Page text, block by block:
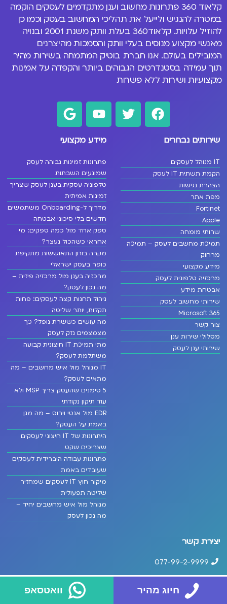
קלאוד 360 פתרונות מחשוב וענן מתקדמים לעסקים הוקמה
במטרה להנגיש ולייעל את תהליכי המחשוב בעסק וכמו כן
להוזיל עלויות. קלאוד360 בעלת וותק משנת 2001 ובנויה
מאנשי מקצוע מנוסים בעלי וותק והסמכות מהיצרנים
המובילים בעולם. אנו חברת בוטיק המתמחה בשירות מהיר
תוך עמידה בסטנדרטים הגבוהים ביותר והקפדה על אמינות
מקצועיות ושירות ללא פשרות
שירותים נבחרים
IT מנוהל לעסקים
הקמת תשתית IT לעסק
הצהרת נגישות
מפת אתר
Fortinet
Apple
שרותי מומחה
תמיכת מחשבים לעסק – תמיכה
מרחוק
מידע מקצועי
מרכזיה טלפונית לעסק
אבטחת מידע
שירותי מחשוב לעסק
Microsoft 365
צור קשר
מסלולי שירות ענן
שירותי ענן לעסק
מידע מקצועי
פתרונות זמינות גבוהה לעסק
שמונעים השבתות
טלפוניה עסקית בענן לעסק שצריך
זמינות אמיתית
מדריך ל-Onboarding משתמשים
חדשים בלי סיכוני אבטחה
ספק אחד מול כמה ספקים: מי
אחראי כשהכול נעצר?
מקרה בוחן התאוששות מתקיפת
כופר בעסק ישראלי
מרכזיה בענן מול מרכזיה פיזית –
מה נכון לעסק?
ניהול תחנות קצה לעסקים: פחות
תקלות, יותר שליטה
מה עושים כששרת נופל? כך
מצמצמים נזק לעסק
מתי תמיכת IT חיצונית קבועה
משתלמת לעסק?
IT מנוהל מול איש מחשבים – מה
מתאים לעסק?
5 סימנים שהעסק צריך MSP ולא
עוד תיקון נקודתי
EDR מול אנטי וירוס – מה מגן
באמת על העסק?
היתרונות של IT חיצוני לעסקים
שצריכים שקט
פתרונות עבודה היברידית לעסקים
שעובדים באמת
מיקור חוץ IT לעסקים שמחזיר
שליטה תפעולית
מנוהל מול איש מחשבים יחיד –
מה נכון לעסק
יצירת קשר
077-99-2-9999
Info@cloud360.co.il
הגדוד העברי 3, קומה 3, אשדוד (גן העיר)
חיוג מהיר וואטסאפ